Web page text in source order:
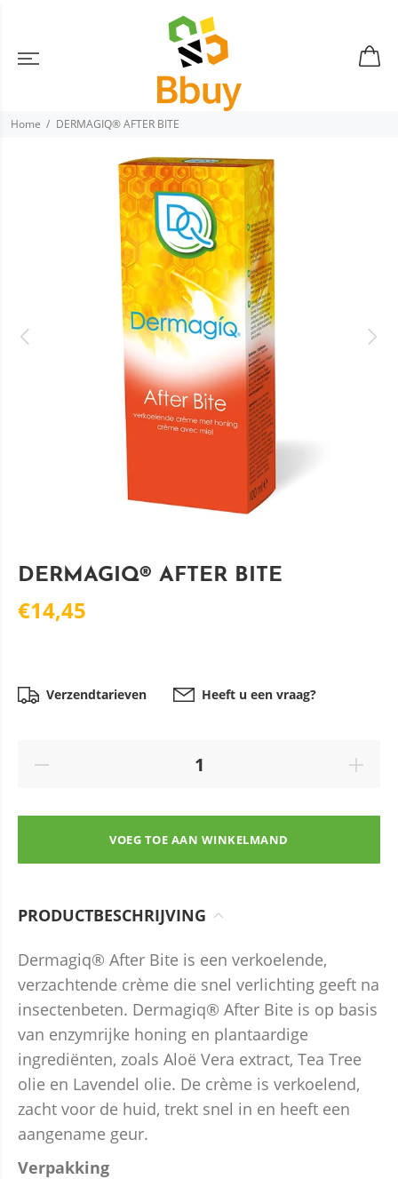
Home DERMAGIQ® AFTER BITE
DERMAGIQ® AFTER BITE
€14,45
Verzendtarieven Heeft u een vraag?
VOEG TOE AAN WINKELMAND
PRODUCTBESCHRIJVING
Dermagiq® After Bite is een verkoelende,
verzachtende crème die snel verlichting geeft na
insectenbeten. Dermagiq® After Bite is op basis
van enzymrijke honing en plantaardige
ingrediënten, zoals Aloë Vera extract, Tea Tree
olie en Lavendel olie. De crème is verkoelend,
zacht voor de huid, trekt snel in en heeft een
aangename geur.
Verpakking